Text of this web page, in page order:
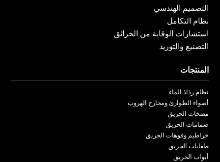
التصميم الهندسي
نظام التكامل
استشارات الوقاية من الحرائق
التصنيع والتوريد
المنتجات
نظام رذاذ الماء
أضواء الطوارئ ومخارج الهروب
مضخات الحريق
صمامات الحريق
خراطيم وفوهات الحريق
طفايات الحريق
أبواب الحريق